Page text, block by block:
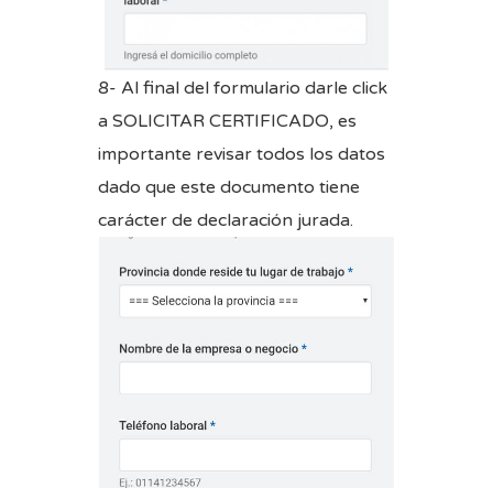
8- Al final del formulario darle click
a SOLICITAR CERTIFICADO, es
importante revisar todos los datos
dado que este documento tiene
carácter de declaración jurada.